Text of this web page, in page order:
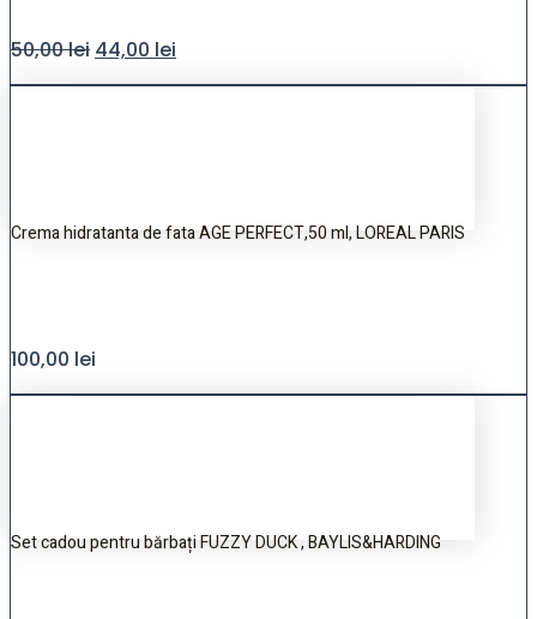
50,00lei 44,00 lei
Crema hidratanta de fata AGE PERFECT,50 ml, LOREAL PARIS
100,00 lei
Set cadou pentru bărbați FUZZY DUCK , BAYLIS&HARDING